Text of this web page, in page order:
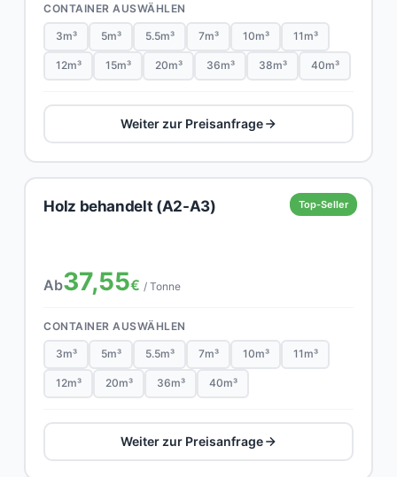
CONTAINER AUSWÄHLEN
3m³ 5m³ 5.5m³ 7m³ 10m³ 11m³
12m³ 15m³ 20m³ 36m³ 38m³ 40m³
Weiter zur Preisanfrage
Top-Seller
Holz behandelt (A2-A3)
Ab37,55€ / Tonne
CONTAINER AUSWÄHLEN
3m³ 5m³ 5.5m³ 7m³ 10m³ 11m³
12m³ 20m³ 36m³ 40m³
Weiter zur Preisanfrage